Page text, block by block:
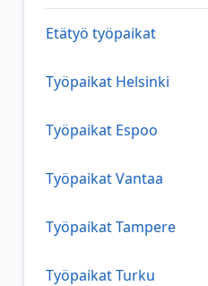
Etätyö työpaikat
Työpaikat Helsinki
Työpaikat Espoo
Työpaikat Vantaa
Työpaikat Tampere
Työpaikat Turku